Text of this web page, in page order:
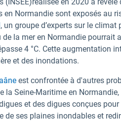
Normandie sont exposés au
, un groupe d’experts sur le climat
de la mer en Normandie pourrait
4 °C. Cette augmentation
et des inondations.
est confrontée à d'autres
la Seine-Maritime en Normandie,
et des digues conçues
de ses plaines inondables et